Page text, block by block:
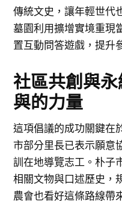
傳統文史，讓年輕世代
墓園利用擴增實境重現
置互動問答遊戲，提升
社區共創與
與的力量
這項倡議的成功關鍵在
市部分里長已表示願意
訓在地導覽志工。朴子
相關文物與口述歷史，
農會也看好這條路線帶